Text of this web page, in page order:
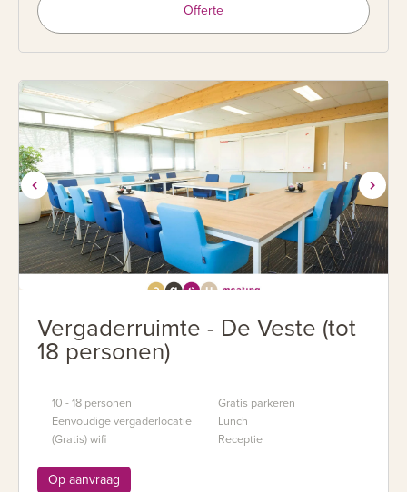
Offerte
Vergaderruimte - De Veste (tot
18 personen)
10 - 18 personen
Eenvoudige vergaderlocatie
(Gratis) wifi
Gratis parkeren
Lunch
Receptie
Op aanvraag